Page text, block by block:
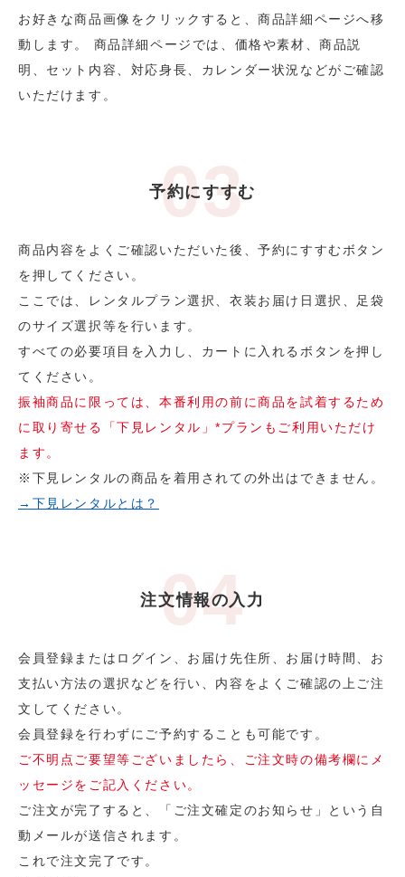
お好きな商品画像をクリックすると、商品詳細ページへ移
動します。 商品詳細ページでは、価格や素材、商品説
明、セット内容、対応身長、カレンダー状況などがご確認
いただけます。
予約にすすむ
商品内容をよくご確認いただいた後、予約にすすむボタン
を押してください。
ここでは、レンタルプラン選択、衣装お届け日選択、足袋
のサイズ選択等を行います。
すべての必要項目を入力し、カートに入れるボタンを押し
てください。
振袖商品に限っては、本番利用の前に商品を試着するため
に取り寄せる「下見レンタル」*プランもご利用いただけ
ます。
※下見レンタルの商品を着用されての外出はできません。
→下見レンタルとは？
注文情報の入力
会員登録またはログイン、お届け先住所、お届け時間、お
支払い方法の選択などを行い、内容をよくご確認の上ご注
文してください。
会員登録を行わずにご予約することも可能です。
ご不明点ご要望等ございましたら、ご注文時の備考欄にメ
ッセージをご記入ください。
ご注文が完了すると、「ご注文確定のお知らせ」という自
動メールが送信されます。
これで注文完了です。